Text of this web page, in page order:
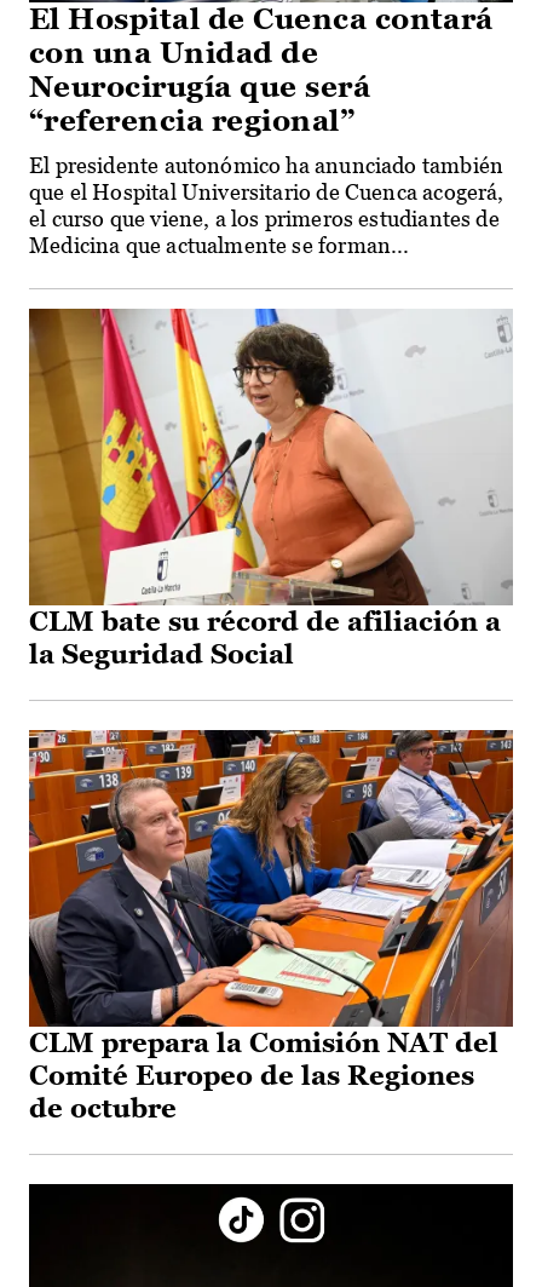
El Hospital de Cuenca contará
con una Unidad de
Neurocirugía que será
“referencia regional”
El presidente autonómico ha anunciado también
que el Hospital Universitario de Cuenca acogerá,
el curso que viene, a los primeros estudiantes de
Medicina que actualmente se forman...
CLM bate su récord de afiliación a
la Seguridad Social
CLM prepara la Comisión NAT del
Comité Europeo de las Regiones
de octubre